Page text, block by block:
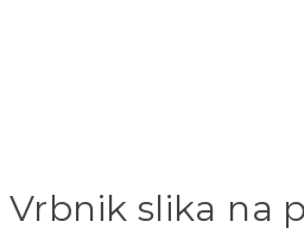
Vrbnik slika na